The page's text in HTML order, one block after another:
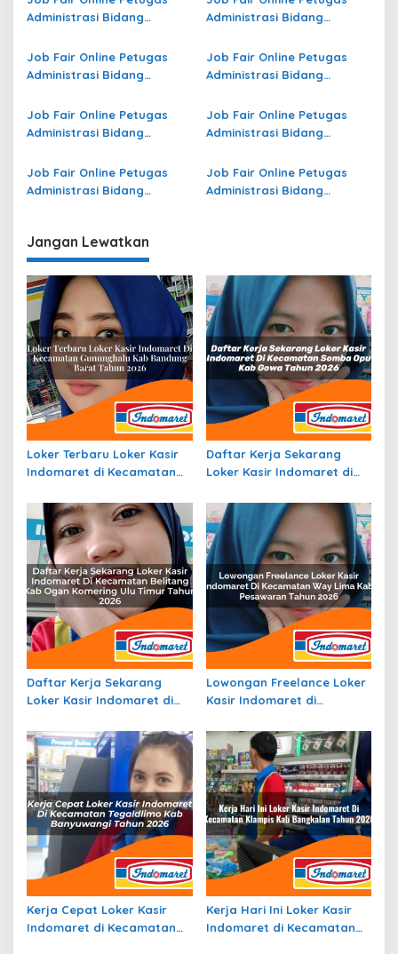
Administrasi Bidang
Utara Terbaru
Administrasi Bidang
di Lampung Selatan
Terbaru
Job Fair Online Petugas
Administrasi Bidang
Terbaru
Job Fair Online Petugas
Administrasi Bidang
Barat Terbaru
Job Fair Online Petugas
Administrasi Bidang
Terbaru
Job Fair Online Petugas
Administrasi Bidang
Terbaru
Job Fair Online Petugas
Administrasi Bidang
Job Fair Online Petugas
Administrasi Bidang
Jangan Lewatkan
Loker Terbaru Loker Kasir
Indomaret di Kecamatan
Barat Tahun 2026
Daftar Kerja Sekarang
Loker Kasir Indomaret di
Kab. Gowa Tahun 2026
Daftar Kerja Sekarang
Loker Kasir Indomaret di
Ogan Komering Ulu Timur
Tahun 2026
Lowongan Freelance Loker
Kasir Indomaret di
Pesawaran Tahun 2026
Kerja Cepat Loker Kasir
Indomaret di Kecamatan
Kerja Hari Ini Loker Kasir
Indomaret di Kecamatan